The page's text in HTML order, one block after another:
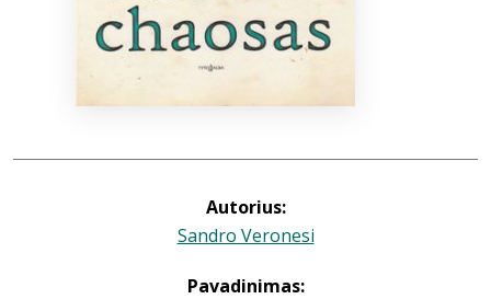
Autorius:
Sandro Veronesi
Pavadinimas: